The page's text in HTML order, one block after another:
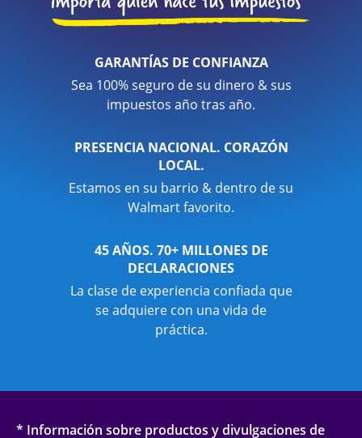
GARANTÍAS DE CONFIANZA
Sea 100% seguro de su dinero & sus
impuestos año tras año.
PRESENCIA NACIONAL. CORAZÓN
LOCAL.
Estamos en su barrio & dentro de su
Walmart favorito.
45 AÑOS. 70+ MILLONES DE
DECLARACIONES
La clase de experiencia confiada que
se adquiere con una vida de
práctica.
* Información sobre productos y divulgaciones de